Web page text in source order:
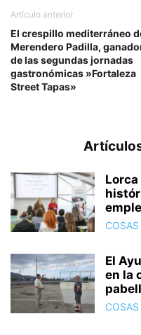
Artículo anterior
El crespillo mediterráneo
Merendero Padilla,
de las segundas jornadas
gastronómicas »Fortaleza
Street Tapas»
El
en la